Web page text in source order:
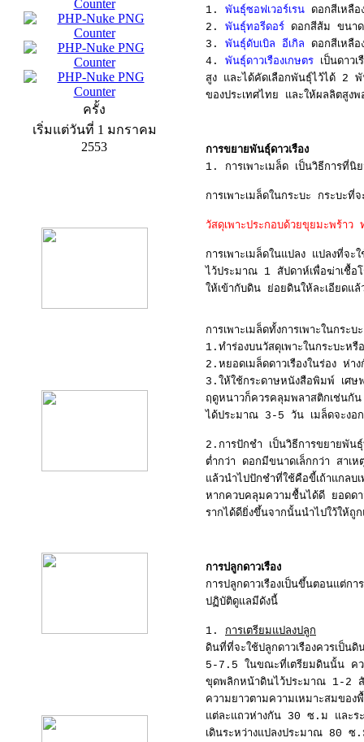
ครั้ง
เริ่มแต่วันที่ 1 มกราคม
2553
1. พันธุ์ซอฟเวอร์เรน ดอกสีเหลื
2. พันธุ์ทอรีดอร์ ดอกสีส้ม ขน
3. พันธุ์ดับเบิล อีเกิล ดอกสีเหลื
4. พันธุ์ดาวเรืองเกษตร เป็นดาว
สูง และได้คัดเลือกพันธุ์ไว้ได้ 2
ของประเทศไทย และให้ผลลิตสูง
การขยายพันธุ์ดาวเรือง
1. การเพาะเมล็ด เป็นวิธีการที่นิ
การเพาะเมล็ดในกระบะ กระบะที่
วัสดุเพาะประกอบด้วยขุยมะพร้
การเพาะเมล็ดในแปลง แปลงที่จ
ไว้ประมาณ 1 สัปดาห์เพื่อฆ่าเชื้
ให้เข้ากับดิน ย่อยดินให้ละเอียดแล้
การเพาะเมล็ดทั้งการเพาะในกระ
1.ทำร่องบนวัสดุเพาะในกระบ
2.หยอดเมล็ดดาวเรืองในร่อง ห่
3.ให้ใช้กระดาษหนังสือพิมพ์ เศษ
ฤดูหนาวก็ควรคลุมพลาสติกเช่นกัน
ได้ประมาณ 3-5 วัน เมล็ดจะงอ
2.การปักชำ เป็นวิธีการขยายพัน
ต่ำกว่า ดอกมีขนาดเล็กกว่า สาเ
แล้วนำไปปักชำที่ใช้คือขี้เถ้าแกลบ
หากควบคลุมความชื้นได้ดี ยอดดา
รากได้ดียิ่งขึ้นจากนั้นนำไปใว้ให้
การปลูกดาวเรือง
การปลูกดาวเรืองเป็นขึ้นตอนแต่ก
ปฏิบัติดูแลมีดังนี้
1. การเตรียมแปลงปลูก
ดินที่ที่จะใช้ปลูกดาวเรืองควรเป็
5-7.5 ในขณะที่เตรียมดินนั้น ควร
ขุดพลิกหน้าดินไว้ประมาณ 1-2 สั
ความยาวตามความเหมาะสมของ
แต่ละแถวห่างกัน 30 ซ.ม และร
เดินระหว่างแปลงประมาณ 80 ซ.